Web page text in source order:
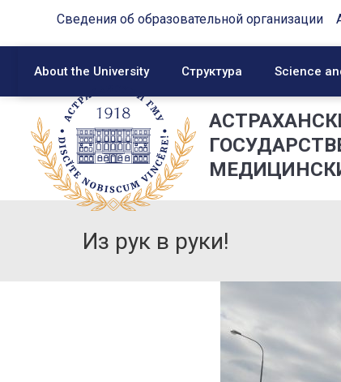
Сведения об образовательной организации
About the University Структура Science
Из рук в руки!